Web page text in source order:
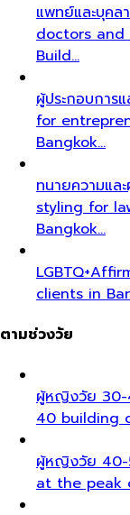
แพทย์และบุคล
doctors and
Build…
ผู้ประกอบการ
for
Bangkok…
ทนายความแล
styling for
Bangkok…
LGBTQ+
clients in
ตามช่วงวัย
ผู้หญิงวัย
40 building
ผู้หญิงวัย
at the peak